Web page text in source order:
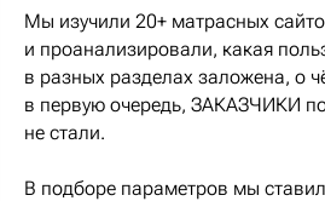
Мы изучили 20+ матрасных
и проанализировали, какая
в разных разделах заложена, о
в первую очередь, ЗАКАЗЧИКИ
не стали.
В подборе параметров мы